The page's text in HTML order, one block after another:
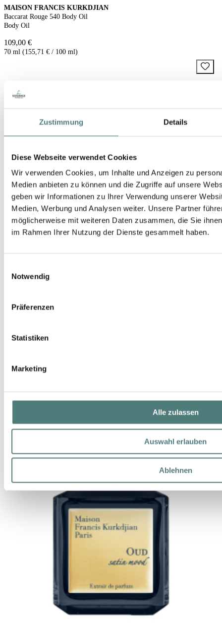
Zustimmung Details
Diese Webseite verwendet Cookies
Wir verwenden Cookies, um Inhalte und Anzeigen zu
Medien anbieten zu können und die Zugriffe auf unsere
geben wir Informationen zu Ihrer Verwendung unserer
Medien, Werbung und Analysen weiter. Unsere Partner
möglicherweise mit weiteren Daten zusammen, die Sie
im Rahmen Ihrer Nutzung der Dienste gesammelt haben.
Notwendig
Präferenzen
Statistiken
Marketing
Alle zulassen
Auswahl erlauben
Ablehnen
MAISON FRANCIS KURKDJIAN
Baccarat Rouge 540 Body Oil
Body Oil
109,00 €
70 ml (155,71 € / 100 ml)
MAISON FRANCIS KURKDJIAN
140,00 €